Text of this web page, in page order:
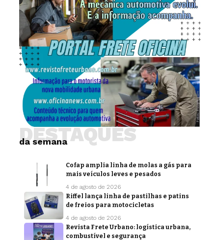
da semana
DESTAQUES
Cofap amplia linha de molas a gás para
mais veículos leves e pesados
4 de agosto de 2026
Riffel lança linha de pastilhas e patins
de freios para motocicletas
4 de agosto de 2026
Revista Frete Urbano: logística urbana,
combustível e segurança